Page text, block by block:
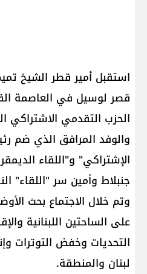
استقبل أمير قطر الشيخ
قصر لوسيل في العاصمة
الحزب التقدمي الاشتراكي
والوفد المرافق الذي ضم
الإشتراكي" و"اللقاء
جنبلاط وأمين سر "اللقاء"
وتم خلال الاجتماع بحث
على الساحتين اللبنانية
التحديات وخفض التوترات
لبنان والمنطقة.